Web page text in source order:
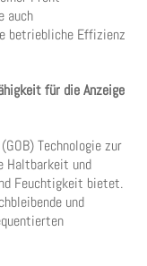
auch
betriebliche Effizienz
für die Anzeige
Technologie zur
Haltbarkeit und
Feuchtigkeit bietet.
und